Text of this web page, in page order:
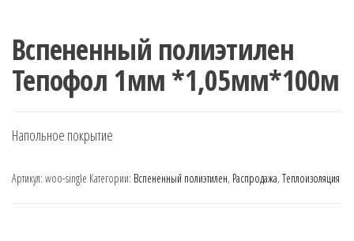
Вспененный полиэтилен
Тепофол 1мм *1,05мм*100м
Напольное покрытие
Артикул: woo-single Категории: Вспененный полиэтилен, Распродажа, Теплоизоляция